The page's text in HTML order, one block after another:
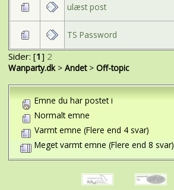
ulæst post
TS Password
Sider: [1] 2
Wanparty.dk> Andet> Off-topic
Emne du har postet i
Normalt emne
Varmt emne (Flere end 4 svar)
Meget varmt emne (Flere end 8 svar)